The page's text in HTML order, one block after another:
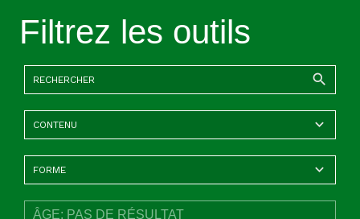
Filtrez les outils